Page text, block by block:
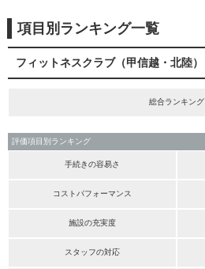
項目別ランキング一覧
フィットネスクラブ（甲信越・北陸）
総合ランキング
評価項目別ランキング
手続きの容易さ
コストパフォーマンス
施設の充実度
スタッフの対応